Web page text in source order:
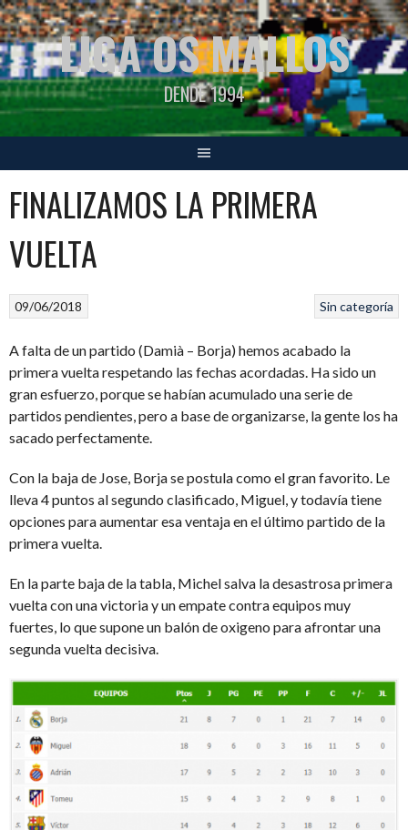
Saltar
al
contenidoLIGA OS MALLOS
DENDE 1994
FINALIZAMOS LA PRIMERA
VUELTA
Sin categoría
09/06/2018
A falta de un partido (Damià – Borja) hemos acabado la
primera vuelta respetando las fechas acordadas. Ha sido un
gran esfuerzo, porque se habían acumulado una serie de
partidos pendientes, pero a base de organizarse, la gente los ha
sacado perfectamente.
Con la baja de Jose, Borja se postula como el gran favorito. Le
lleva 4 puntos al segundo clasificado, Miguel, y todavía tiene
opciones para aumentar esa ventaja en el último partido de la
primera vuelta.
En la parte baja de la tabla, Michel salva la desastrosa primera
vuelta con una victoria y un empate contra equipos muy
fuertes, lo que supone un balón de oxigeno para afrontar una
segunda vuelta decisiva.